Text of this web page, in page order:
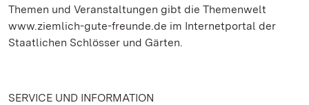
Themen und Veranstaltungen gibt die Themenwelt
www.ziemlich-gute-freunde.de im Internetportal der
Staatlichen Schlösser und Gärten.
SERVICE UND INFORMATION